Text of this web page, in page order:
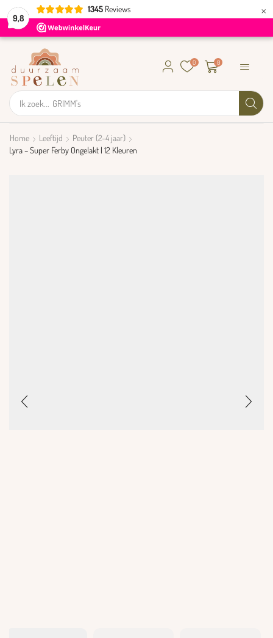
9,8
1345 Reviews ×
Ik zoek... GRIMM's
0 0
Home Leeftijd
Peuter (2-4 jaar)
Lyra – Super Ferby Ongelakt | 12 Kleuren